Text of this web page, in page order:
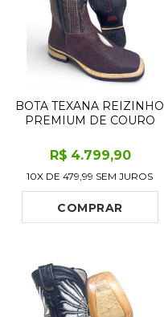
BOTA TEXANA REIZINHO
PREMIUM DE COURO
MARROM CAFÉ LIMITED
EDITION - CANO ALTO,
BICO QUADRADO -
SOLADO X-FLEX
ARTESANAL
R$ 4.799,90
10X DE479,99 SEM JUROS
COMPRAR